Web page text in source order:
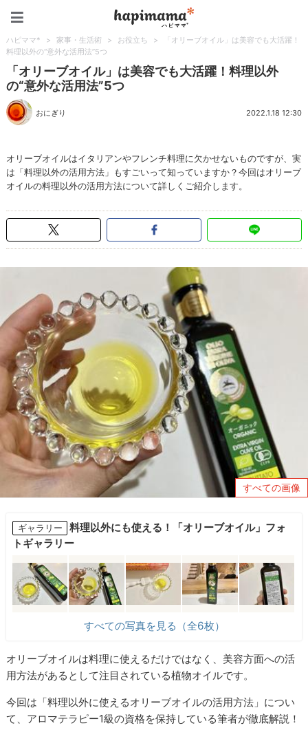
ハピママ* > 家事・生活術 > お役立ち >
「オリーブオイル」は美容でも大活躍！
料理以外の“意外な活用法”5つ
「オリーブオイル」は美容でも大活躍！料理以外
の“意外な活用法”5つ
おにぎり 2022.1.18 12:30
オリーブオイルはイタリアンやフレンチ料理に欠かせないものですが、実
は「料理以外の活用方法」もすごいって知っていますか？今回はオリーブ
オイルの料理以外の活用方法について詳しくご紹介します。
すべての画像
ギャラリー
料理以外にも使える！「オリーブオイル」フォ
トギャラリー
すべての写真を見る（全6枚）
オリーブオイルは料理に使えるだけではなく、美容方面への活
用方法があるとして注目されている植物オイルです。
今回は「料理以外に使えるオリーブオイルの活用方法」につい
て、アロマテラピー1級の資格を保持している筆者が徹底解説！